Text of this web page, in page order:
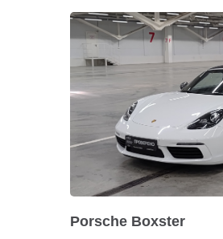
Porsche Boxster